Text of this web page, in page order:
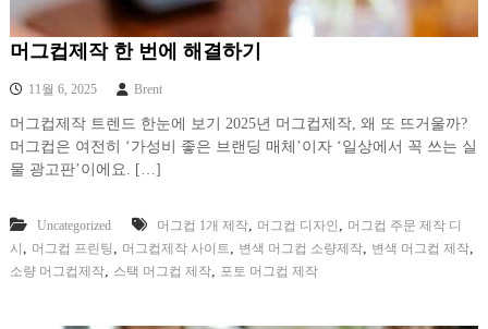
머그컵제작 한 번에 해결하기
11월 6, 2025 Brent
머그컵제작 트렌드 한눈에 보기 2025년 머그컵제작, 왜 또 뜨거울까?
머그컵은 여전히 ‘가성비 좋은 브랜딩 매체’이자 ‘일상에서 꼭 쓰는 실
물 광고판’이에요. […]
Uncategorized 머그컵 1개 제작, 머그컵 디자인 , 머그컵 주문 제작 디
시 , 머그컵 프린팅 , 머그컵제작 사이트, 변색 머그컵 소량제작, 변색 머그컵 제작,
소량 머그컵제작, 스택 머그컵 제작, 포토 머그컵 제작